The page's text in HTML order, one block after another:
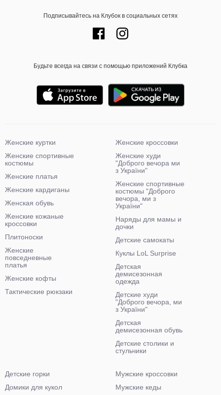
Подписывайтесь на Клубок в социальных сетях
Будьте всегда на связи с помощью приложений Клубка
Женские куртки
Женские спортивные
костюмы
Женские платья
Женские кардиганы
Женская обувь
Женские кожаные
кроссовки
Плитоноски
Женские
повседневные
платья
Женские кофты
Тактические рюкзаки
Женские кроссовки
Женские худи
"Доброго вечора ми
з України"
Женские спортивные
костюмы "Доброго
вечора, ми з
України"
Наряды для мамы и
дочки
Детские самокаты
Куклы LoL Surprise
Детская
демисезонная
одежда
Детские худи
"Доброго вечора, ми
з України"
Детская
демисезонная обувь
Детские столики и
стульчики
Детские горки
Домики для кукол
Мужские кроссовки
Мужские кеды